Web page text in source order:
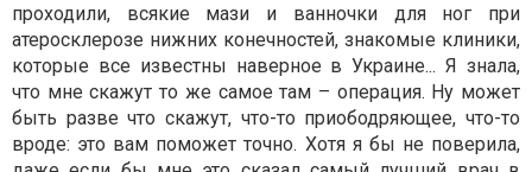
проходили, всякие мази и ванночки для ног при
атеросклерозе нижних конечностей, знакомые клиники,
которые все известны наверное в Украине... Я знала,
что мне скажут то же самое там – операция. Ну может
быть разве что скажут, что-то приободряющее, что-то
вроде: это вам поможет точно. Хотя я бы не поверила,